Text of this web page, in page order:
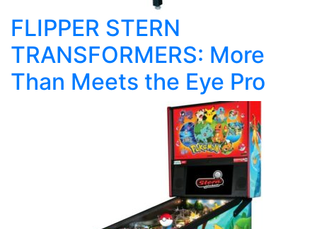
FLIPPER STERN
TRANSFORMERS: More
Than Meets the Eye Pro